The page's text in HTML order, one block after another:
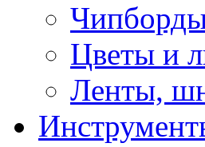
Цветы и
Ленты,